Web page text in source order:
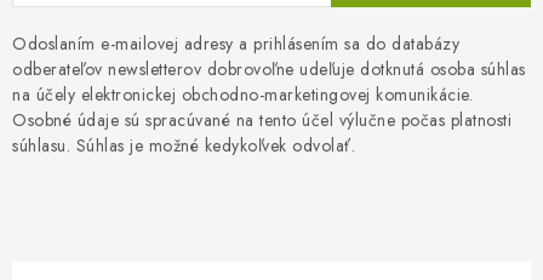
Odoslaním e-mailovej adresy a prihlásením sa do databázy
odberateľov newsletterov dobrovoľne udeľuje dotknutá osoba súhlas
na účely elektronickej obchodno-marketingovej komunikácie.
Osobné údaje sú spracúvané na tento účel výlučne počas platnosti
súhlasu. Súhlas je možné kedykoľvek odvolať.